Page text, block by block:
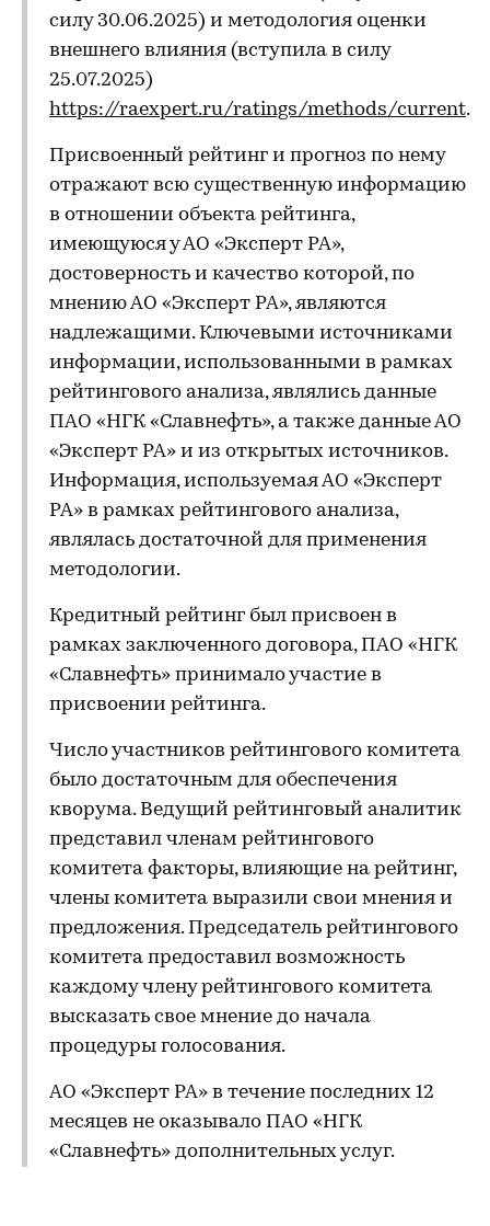
силу 30.06.2025) и методология оценки
внешнего влияния (вступила в силу
25.07.2025)
https://raexpert.ru/ratings/methods/current.
Присвоенный рейтинг и прогноз по нему
отражают всю существенную информацию
в отношении объекта рейтинга,
имеющуюся у АО «Эксперт РА»,
достоверность и качество которой, по
мнению АО «Эксперт РА», являются
надлежащими. Ключевыми источниками
информации, использованными в рамках
рейтингового анализа, являлись данные
ПАО «НГК «Славнефть», а также данные АО
«Эксперт РА» и из открытых источников.
Информация, используемая АО «Эксперт
РА» в рамках рейтингового анализа,
являлась достаточной для применения
методологии.
Кредитный рейтинг был присвоен в
рамках заключенного договора, ПАО «НГК
«Славнефть» принимало участие в
присвоении рейтинга.
Число участников рейтингового комитета
было достаточным для обеспечения
кворума. Ведущий рейтинговый аналитик
представил членам рейтингового
комитета факторы, влияющие на рейтинг,
члены комитета выразили свои мнения и
предложения. Председатель рейтингового
комитета предоставил возможность
каждому члену рейтингового комитета
высказать свое мнение до начала
процедуры голосования.
АО «Эксперт РА» в течение последних 12
месяцев не оказывало ПАО «НГК
«Славнефть» дополнительных услуг.